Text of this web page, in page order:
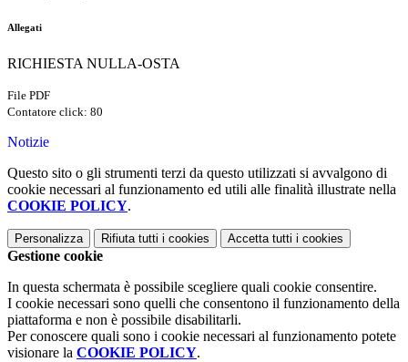
Allegati
RICHIESTA NULLA-OSTA
File PDF
Contatore click: 80
Notizie
Questo sito o gli strumenti terzi da questo utilizzati si avvalgono di
cookie necessari al funzionamento ed utili alle finalità illustrate nella
COOKIE POLICY.
Personalizza Rifiuta tutti i cookies Accetta tutti i cookies
Gestione cookie
In questa schermata è possibile scegliere quali cookie consentire.
I cookie necessari sono quelli che consentono il funzionamento della
piattaforma e non è possibile disabilitarli.
Per conoscere quali sono i cookie necessari al funzionamento potete
visionare la COOKIE POLICY.